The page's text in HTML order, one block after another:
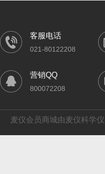
客服电话
021-80122208
营销QQ
800072208
麦仪会员商城由麦仪科学